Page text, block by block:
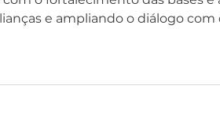
e ampliando o diálogo